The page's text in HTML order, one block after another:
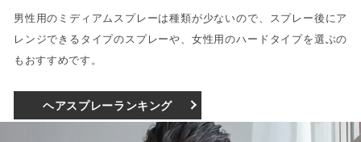
男性用のミディアムスプレーは種類が少ないので、スプレー後にア
レンジできるタイプのスプレーや、女性用のハードタイプを選ぶの
もおすすめです。
ヘアスプレーランキング